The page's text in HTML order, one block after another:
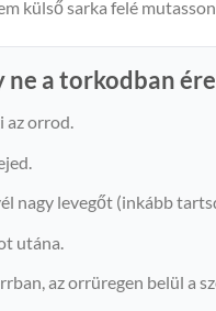
külső sarka felé
a torkodban
az orrod.
nagy levegőt (inkább
utána.
az orrüregen belül a